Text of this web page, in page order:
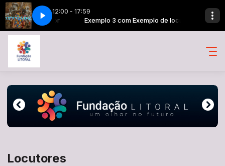
12:00 - 17:59
de locutor Exemplo 3 com Exemplo de locutor
Iframe YouTube [aC1QBmYVMCc]
Locutores